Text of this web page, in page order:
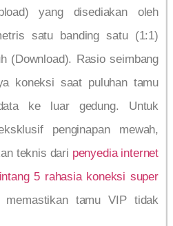
yang disediakan oleh
satu banding satu (1:1)
(Download). Rasio seimbang
koneksi saat puluhan tamu
ke luar gedung. Untuk
penginapan mewah,
teknis dari penyedia internet
5 rahasia koneksi super
memastikan tamu VIP tidak